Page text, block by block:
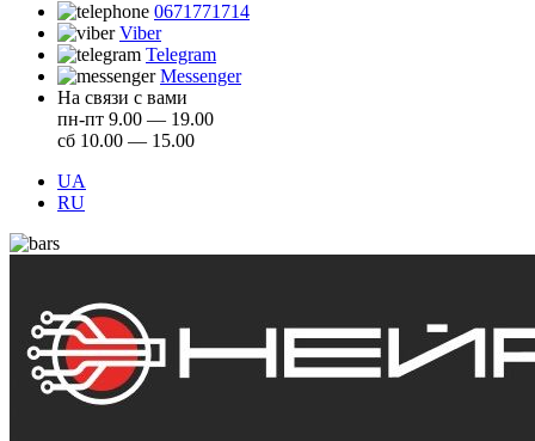
0671771714
Viber
Telegram
Messenger
На связи с вами
пн-пт 9.00 — 19.00
сб 10.00 — 15.00
UA
RU